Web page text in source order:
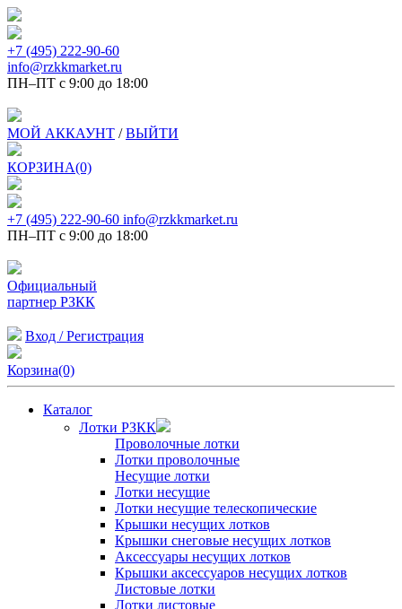
+7 (495) 222-90-60
info@rzkkmarket.ru
ПН–ПТ с 9:00 до 18:00
МОЙ АККАУНТ /ВЫЙТИ
КОРЗИНА(0)
+7 (495) 222-90-60 info@rzkkmarket.ru
ПН–ПТ с 9:00 до 18:00
Официальный
партнер РЗКК
Вход / Регистрация
Корзина(0)
Каталог
Лотки РЗКК
Проволочные лотки
Лотки проволочные
Несущие лотки
Лотки несущие
Лотки несущие телескопические
Крышки несущих лотков
Крышки снеговые несущих лотков
Аксессуары несущих лотков
Крышки аксессуаров несущих лотков
Листовые лотки
Лотки листовые